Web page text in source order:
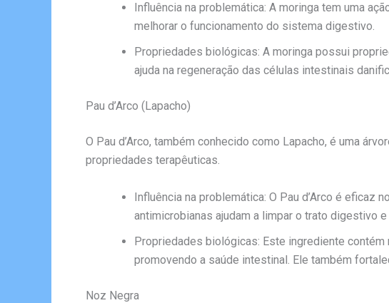
Influência na problemática: A moringa tem uma
melhorar o funcionamento do sistema digestivo.
Propriedades biológicas: A moringa possui
ajuda na regeneração das células intestinais
Pau d’Arco (Lapacho)
O Pau d’Arco, também conhecido como Lapacho, é uma
propriedades terapêuticas.
Influência na problemática: O Pau d’Arco é
antimicrobianas ajudam a limpar o trato digestivo
Propriedades biológicas: Este ingrediente
promovendo a saúde intestinal. Ele também
Noz Negra